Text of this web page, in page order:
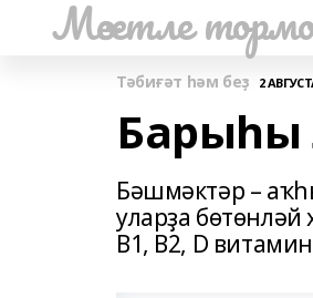
Мәсетле
Тәбиғәт һәм беҙ 2
Барыһы
Бәшмәктәр –
уларҙа
В1, В2, D